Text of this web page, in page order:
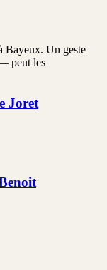
Bayeux. Un geste
peut les
Joret